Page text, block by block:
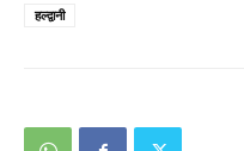
हल्द्वानी